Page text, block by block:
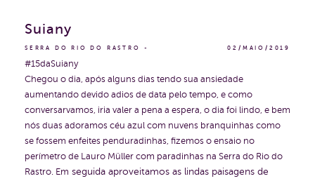
SERRA DO RIO DO RASTRO 02/MAIO/2019
Suiany
#15daSuiany
Chegou o dia, após alguns dias tendo sua ansiedade
aumentando devido adios de data pelo tempo, e como
conversarvamos, iria valer a pena a espera, o dia foi lindo, e bem
nós duas adoramos céu azul com nuvens branquinhas como
se fossem enfeites penduradinhas, fizemos o ensaio no
perímetro de Lauro Müller com paradinhas na Serra do Rio do
Rastro. Em seguida aproveitamos as lindas paisagens de